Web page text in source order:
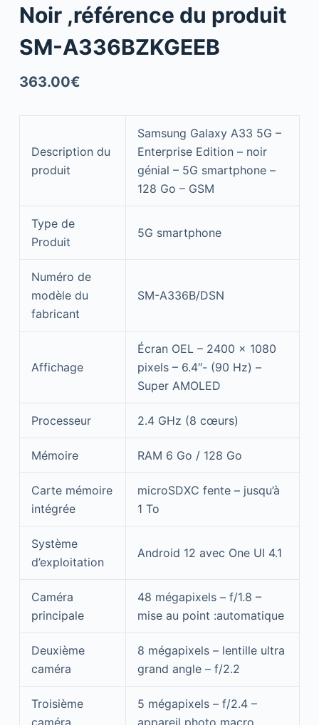
Noir ,référence du produit
SM-A336BZKGEEB
363.00€
Description du
produit
Samsung Galaxy A33 5G –
Enterprise Edition – noir
génial – 5G smartphone –
128 Go – GSM
Type de
Produit
5G smartphone
Numéro de
modèle du
fabricant
SM-A336B/DSN
Affichage
Écran OEL – 2400 x 1080
pixels – 6.4″- (90 Hz) –
Super AMOLED
Processeur 2.4 GHz (8 cœurs)
Mémoire RAM 6 Go / 128 Go
Carte mémoire
intégrée
microSDXC fente – jusqu’à
1 To
Système
d’exploitation
Android 12 avec One UI 4.1
Caméra
principale
48 mégapixels – f/1.8 –
mise au point :automatique
Deuxième
caméra
8 mégapixels – lentille ultra
grand angle – f/2.2
Troisième
caméra
5 mégapixels – f/2.4 –
appareil photo macro